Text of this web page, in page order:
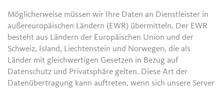
Möglicherweise müssen wir Ihre Daten an Dienstleister in
außereuropäischen Ländern (EWR) übermitteln. Der EWR
besteht aus Ländern der Europäischen Union und der
Schweiz, Island, Liechtenstein und Norwegen, die als
Länder mit gleichwertigen Gesetzen in Bezug auf
Datenschutz und Privatsphäre gelten. Diese Art der
Datenübertragung kann auftreten, wenn sich unsere Server